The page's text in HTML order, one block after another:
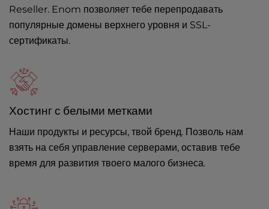
Reseller. Enom позволяет тебе перепродавать
популярные домены верхнего уровня и SSL-
сертификаты.
Хостинг с белыми метками
Наши продукты и ресурсы, твой бренд. Позволь нам
взять на себя управление серверами, оставив тебе
время для развития твоего малого бизнеса.